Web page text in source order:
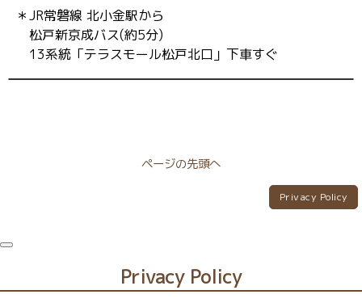
＊JR常磐線 北小金駅から
松戸新京成バス(約5分)
13系統「テラスモール松戸北口」下車すぐ
ページの先頭へ
Privacy Policy
Privacy Policy